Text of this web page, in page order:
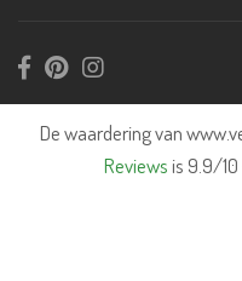
De waardering van
Reviewsis 9.9/10